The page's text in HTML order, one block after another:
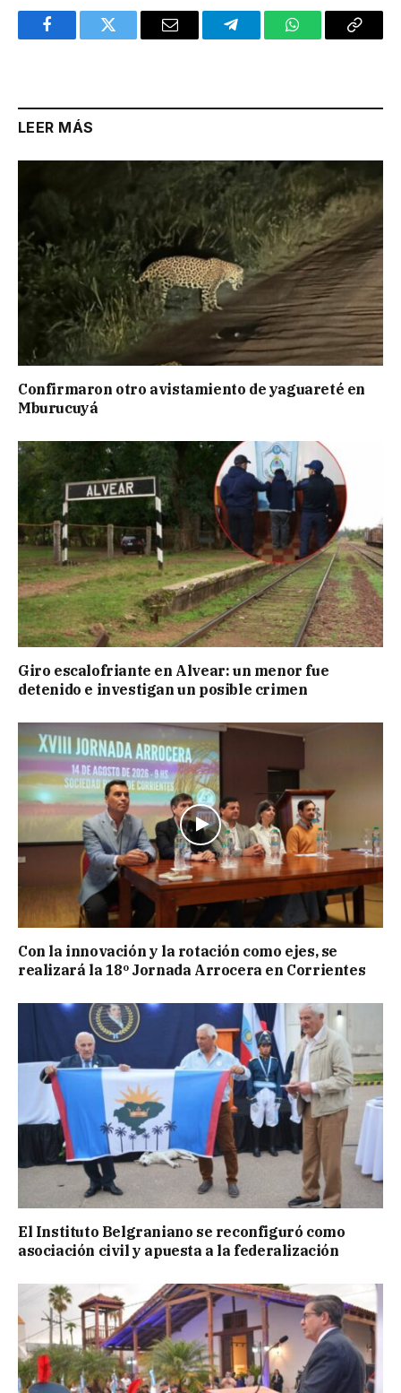
FacebookTwitter Email TelegramWhatsAppCopy
LEER MÁS
Confirmaron otro avistamiento de yaguareté en
Mburucuyá
Giro escalofriante en Alvear: un menor fue
detenido e investigan un posible crimen
Con la innovación y la rotación como ejes, se
realizará la 18º Jornada Arrocera en Corrientes
El Instituto Belgraniano se reconfiguró como
asociación civil y apuesta a la federalización